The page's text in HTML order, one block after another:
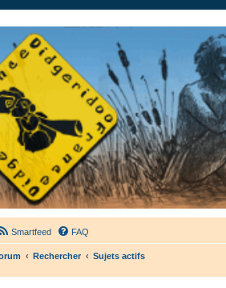
sur France Didgeridoo - retrouvez la communauté.
Smartfeed FAQ
Rechercher Sujets actifs